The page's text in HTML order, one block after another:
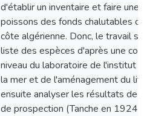
d'établir un inventaire et faire une
poissons des fonds chalutables
côte algérienne. Donc, le travail
liste des espèces d'après une
niveau du laboratoire de l'institut
la mer et de l'aménagement du
ensuite analyser les résultats des
de prospection (Tanche en 1924,